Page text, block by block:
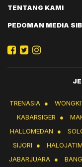
TENTANG KAMI
PEDOMAN MEDIA
TRENASIA ●
KABARSIGER
●
HALLOMEDAN
●
SIJORI
● HALOJATIM
JABARJUARA ●